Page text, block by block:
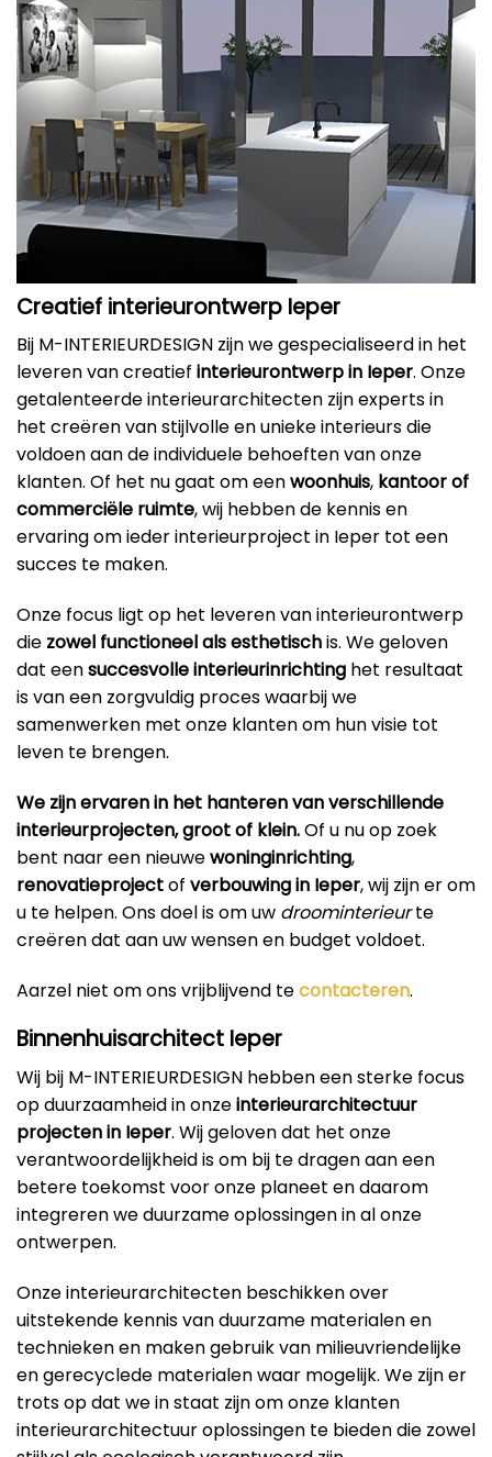
Creatief interieurontwerp Ieper
Bij M-INTERIEURDESIGN zijn we gespecialiseerd in het
leveren van creatief interieurontwerp in Ieper. Onze
getalenteerde interieurarchitecten zijn experts in
het creëren van stijlvolle en unieke interieurs die
voldoen aan de individuele behoeften van onze
klanten. Of het nu gaat om eenwoonhuis, kantoorof
commerciële ruimte, wij hebben de kennis en
ervaring om ieder interieurproject in Ieper tot een
succes te maken.
Onze focus ligt op het leveren van interieurontwerp
die zowel functioneel als esthetischis. We geloven
dat eensuccesvolle interieurinrichting het resultaat
is van een zorgvuldig proces waarbij we
samenwerken met onze klanten om hun visie tot
leven te brengen.
We zijn ervaren in het hanteren van verschillende
interieurprojecten, groot of klein.Of u nu op zoek
bent naar een nieuwewoninginrichting,
renovatieprojectof verbouwing in Ieper, wij zijn er om
u te helpen. Ons doel is om uw droominterieurte
creëren dat aan uw wensen en budget voldoet.
Aarzel niet om ons vrijblijvend tecontacteren.
Binnenhuisarchitect Ieper
Wij bij M-INTERIEURDESIGN hebben een sterke focus
op duurzaamheid in onzeinterieurarchitectuur
projecten in Ieper. Wij geloven dat het onze
verantwoordelijkheid is om bij te dragen aan een
betere toekomst voor onze planeet en daarom
integreren we duurzame oplossingen in al onze
ontwerpen.
Onze interieurarchitecten beschikken over
uitstekende kennis van duurzame materialen en
technieken en maken gebruik van milieuvriendelijke
en gerecyclede materialen waar mogelijk. We zijn er
trots op dat we in staat zijn om onze klanten
interieurarchitectuur oplossingen te bieden die zowel